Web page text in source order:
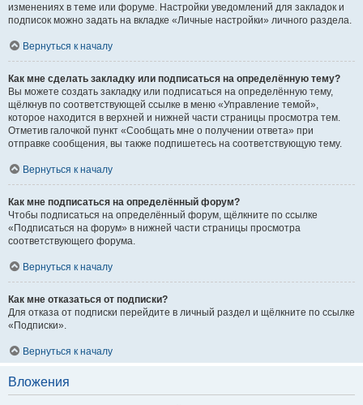
изменениях в теме или форуме. Настройки уведомлений для закладок и
подписок можно задать на вкладке «Личные настройки» личного раздела.
Вернуться к началу
Как мне сделать закладку или подписаться на определённую тему?
Вы можете создать закладку или подписаться на определённую тему,
щёлкнув по соответствующей ссылке в меню «Управление темой»,
которое находится в верхней и нижней части страницы просмотра тем.
Отметив галочкой пункт «Сообщать мне о получении ответа» при
отправке сообщения, вы также подпишетесь на соответствующую тему.
Вернуться к началу
Как мне подписаться на определённый форум?
Чтобы подписаться на определённый форум, щёлкните по ссылке
«Подписаться на форум» в нижней части страницы просмотра
соответствующего форума.
Вернуться к началу
Как мне отказаться от подписки?
Для отказа от подписки перейдите в личный раздел и щёлкните по ссылке
«Подписки».
Вернуться к началу
Вложения